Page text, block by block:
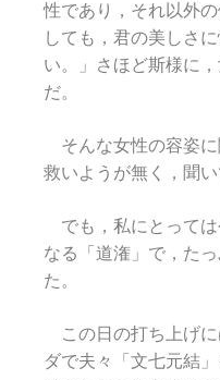
性であり，それ以外
しても，君の美しさ
い。」さほど斯様に
だ。
そんな女性の容姿に
救いようが無く，聞
でも，私にとっては
なる「道潅」で，た
た。
この日の打ち上げに
ダで夫々「文七元結